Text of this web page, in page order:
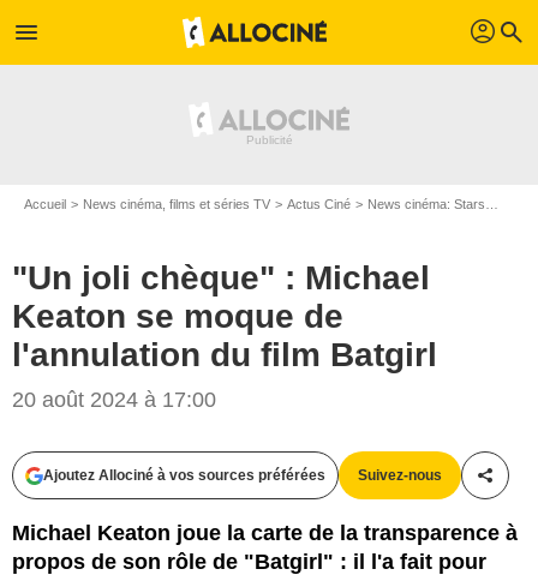
menu profil search
Accueil News cinéma, films et séries TV Actus Ciné News cinéma: Stars
"Un joli chèque" : Michael
Keaton se moque de
l'annulation du film Batgirl
20 août 2024 à 17:00
Ajoutez Allociné à vos sources préférées Suivez-nous
Michael Keaton joue la carte de la transparence à
propos de son rôle de "Batgirl" : il l'a fait pour